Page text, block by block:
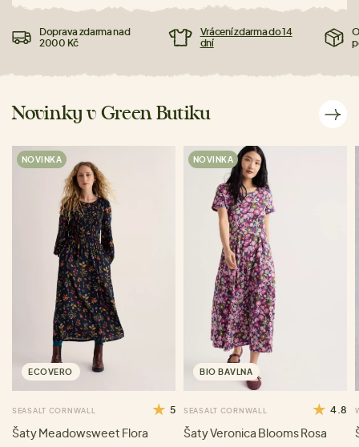
Doprava zdarma nad
2000 Kč
Vrácení zdarma do 14
dní
Novinky v Green Butiku
NOVINKA
ECOVERO
SEASALT CORNWALL 5
Šaty Meadowsweet Flora
NOVINKA
BIO BAVLNA
SEASALT CORNWALL 4.8
Šaty Veronica Blooms Rosa